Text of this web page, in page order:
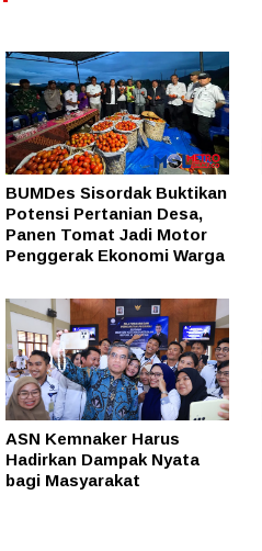
BUMDes Sisordak Buktikan
Potensi Pertanian Desa,
Panen Tomat Jadi Motor
Penggerak Ekonomi Warga
ASN Kemnaker Harus
Hadirkan Dampak Nyata
bagi Masyarakat